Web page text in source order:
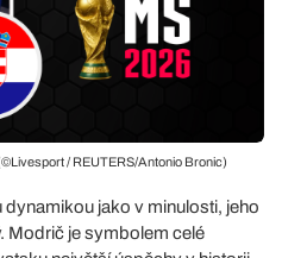
/ REUTERS/Antonio Bronic)
jako v minulosti, jeho
Modrič je symbolem celé